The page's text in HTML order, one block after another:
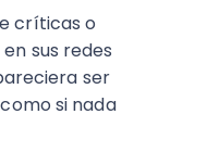
críticas o
sus redes
ser
si nada